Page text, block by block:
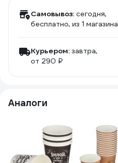
Самовывоз: сегодня,
бесплатно, из 1 магазина
Курьером: завтра,
от 290 ₽
Аналоги